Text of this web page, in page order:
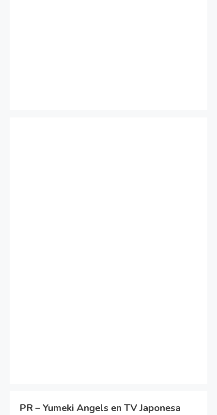
PR – Yumeki Angels en TV Japonesa